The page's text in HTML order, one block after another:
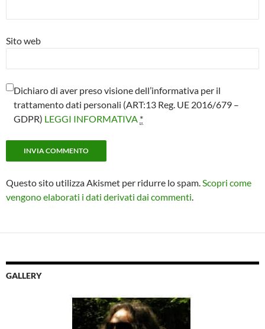
Sito web
Dichiaro di aver preso visione dell’informativa per il
trattamento dati personali (ART:13 Reg. UE 2016/679 –
GDPR) LEGGI INFORMATIVA *
Questo sito utilizza Akismet per ridurre lo spam. Scopri come
vengono elaborati i dati derivati dai commenti
GALLERY